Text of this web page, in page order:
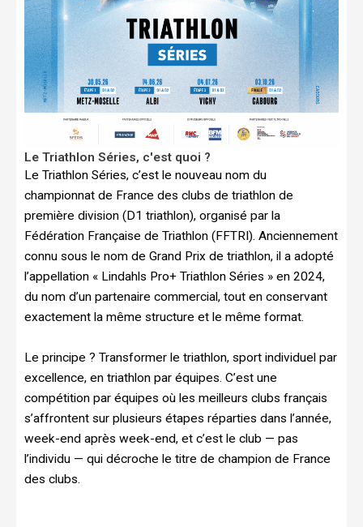
Le Triathlon Séries, c'est quoi ?
Le Triathlon Séries, c’est le nouveau nom du
championnat de France des clubs de triathlon de
première division (D1 triathlon), organisé par la
Fédération Française de Triathlon (FFTRI). Anciennement
connu sous le nom de Grand Prix de triathlon, il a adopté
l’appellation « Lindahls Pro+ Triathlon Séries » en 2024,
du nom d’un partenaire commercial, tout en conservant
exactement la même structure et le même format.
Le principe ? Transformer le triathlon, sport individuel par
excellence, en triathlon par équipes. C’est une
compétition par équipes où les meilleurs clubs français
s’affrontent sur plusieurs étapes réparties dans l’année,
week-end après week-end, et c’est le club — pas
l’individu — qui décroche le titre de champion de France
des clubs.